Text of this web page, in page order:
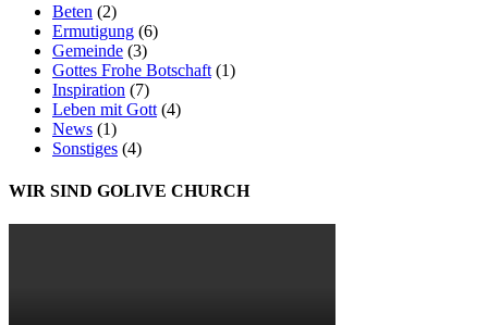
Beten (2)
Ermutigung (6)
Gemeinde (3)
Gottes Frohe Botschaft (1)
Inspiration (7)
Leben mit Gott (4)
News (1)
Sonstiges (4)
WIR SIND GOLIVE CHURCH